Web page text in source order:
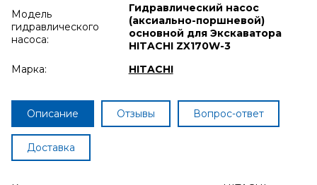
Модель
гидравлического
насоса:
Гидравлический насос
(аксиально-поршневой)
основной для Экскаватора
HITACHI ZX170W-3
Марка:
HITACHI
Описание Отзывы Вопрос-ответ
Доставка